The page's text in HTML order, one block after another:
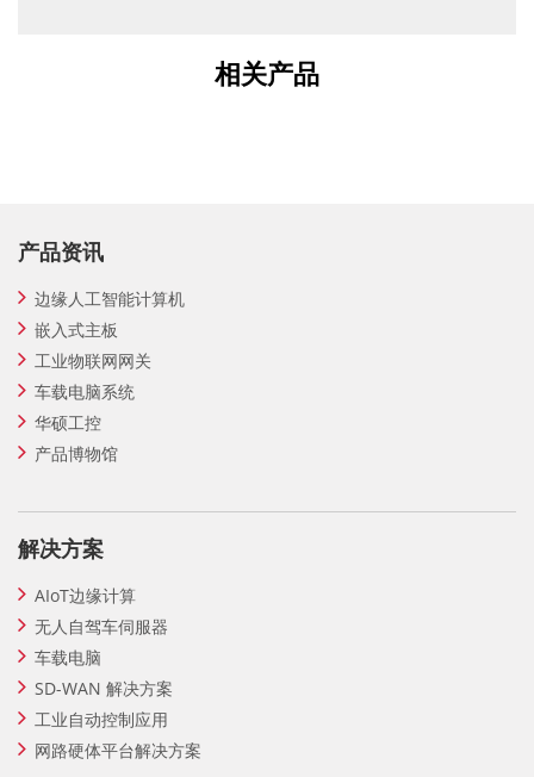
相关产品
产品资讯
边缘人工智能计算机
嵌入式主板
工业物联网网关
车载电脑系统
华硕工控
产品博物馆
解决方案
AIoT边缘计算
无人自驾车伺服器
车载电脑
SD-WAN 解决方案
工业自动控制应用
网路硬体平台解决方案